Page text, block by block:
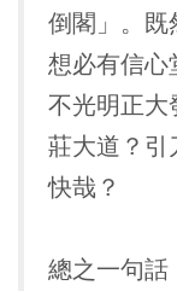
倒閣」。既
想必有信心
不光明正大
莊大道？引
快哉？
總之一句話